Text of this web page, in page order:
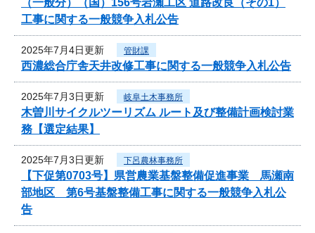
工事に関する一般競争入札公告
2025年7月4日更新 管財課
西濃総合庁舎天井改修工事に関する一般競争入札公告
2025年7月3日更新 岐阜土木事務所
木曽川サイクルツーリズム ルート及び整備計画検討業
務【選定結果】
2025年7月3日更新 下呂農林事務所
【下促第0703号】県営農業基盤整備促進事業 馬瀬南
部地区 第6号基盤整備工事に関する一般競争入札公
告